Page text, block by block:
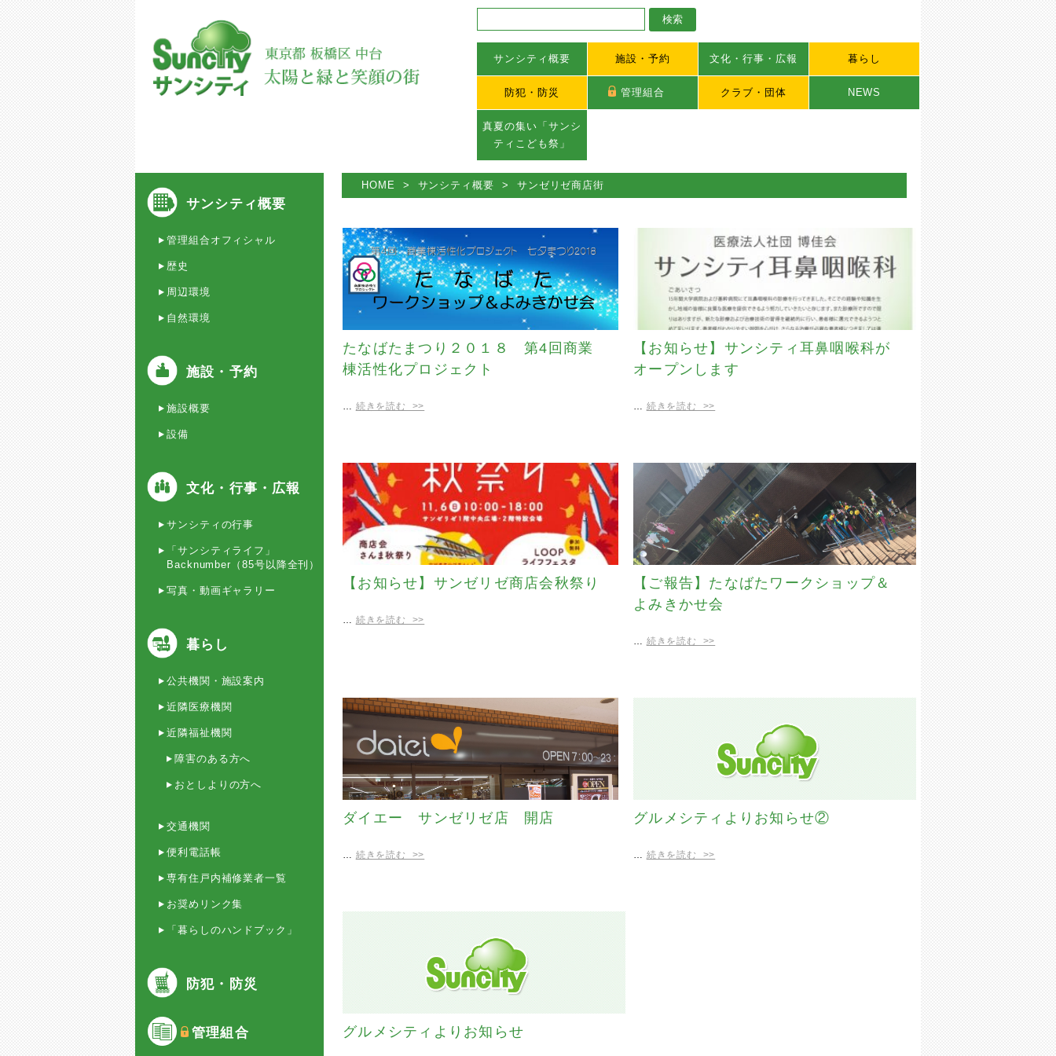
サンシティ概要 施設・予約 文化・行事・広報 暮らし
防犯・防災 管理組合 クラブ・団体 NEWS
真夏の集い「サンシ
ティこども祭」
HOME > サンシティ概要 > サンゼリゼ商店街
たなばたまつり２０１８ 第4回商業
棟活性化プロジェクト
… 続きを読む >>
【お知らせ】サンシティ耳鼻咽喉科が
オープンします
… 続きを読む >>
【お知らせ】サンゼリゼ商店会秋祭り
… 続きを読む >>
【ご報告】たなばたワークショップ＆
よみきかせ会
… 続きを読む >>
ダイエー サンゼリゼ店 開店
… 続きを読む >>
グルメシティよりお知らせ②
… 続きを読む >>
グルメシティよりお知らせ
サンシティ概要
管理組合オフィシャル
歴史
周辺環境
自然環境
施設・予約
施設概要
設備
文化・行事・広報
サンシティの行事
「サンシティライフ」
Backnumber（85号以降全刊）
写真・動画ギャラリー
暮らし
公共機関・施設案内
近隣医療機関
近隣福祉機関
障害のある方へ
おとしよりの方へ
交通機関
便利電話帳
専有住戸内補修業者一覧
お奨めリンク集
「暮らしのハンドブック」
防犯・防災
管理組合